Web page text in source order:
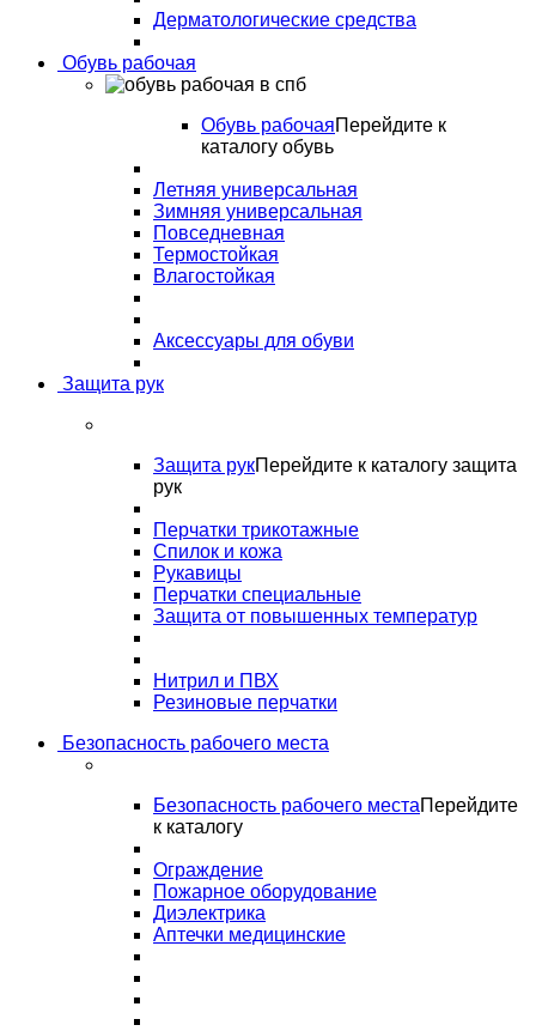
Дерматологические средства
Обувь рабочая
Обувь рабочаяПерейдите к
каталогу обувь
Летняя универсальная
Зимняя универсальная
Повседневная
Термостойкая
Влагостойкая
Аксессуары для обуви
Защита рук
Защита рукПерейдите к каталогу защита
рук
Перчатки трикотажные
Спилок и кожа
Рукавицы
Перчатки специальные
Защита от повышенных температур
Нитрил и ПВХ
Резиновые перчатки
Безопасность рабочего места
Безопасность рабочего местаПерейдите
к каталогу
Ограждение
Пожарное оборудование
Диэлектрика
Аптечки медицинские